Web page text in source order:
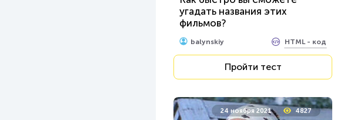
угадать названия этих
фильмов?
balynskiy HTML - код
Пройти тест
24 ноября 2021 4827